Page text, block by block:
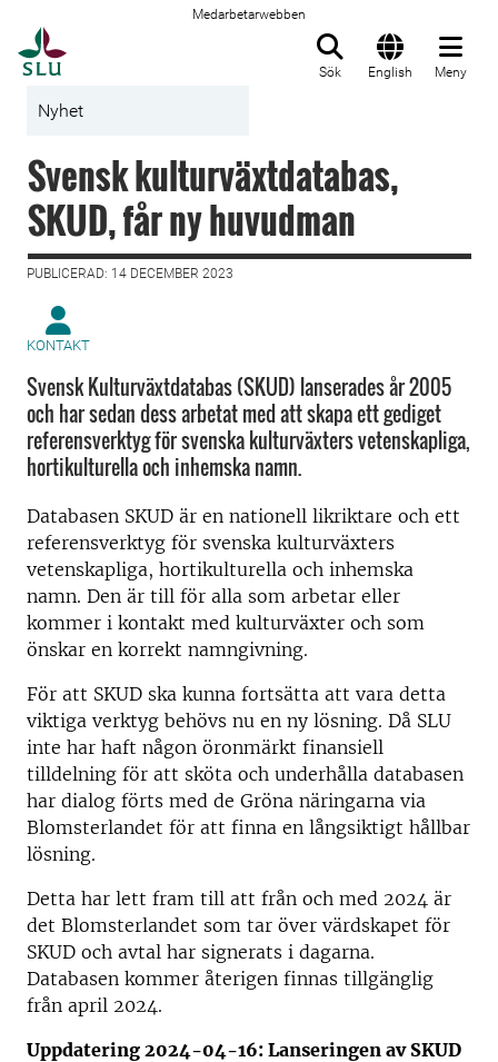
Medarbetarwebben
Sök English Meny
Nyhet
Svensk kulturväxtdatabas,
SKUD, får ny huvudman
PUBLICERAD: 14 DECEMBER 2023
KONTAKT
Svensk Kulturväxtdatabas (SKUD) lanserades år 2005
och har sedan dess arbetat med att skapa ett gediget
referensverktyg för svenska kulturväxters vetenskapliga,
hortikulturella och inhemska namn.
Databasen SKUD är en nationell likriktare och ett
referensverktyg för svenska kulturväxters
vetenskapliga, hortikulturella och inhemska
namn. Den är till för alla som arbetar eller
kommer i kontakt med kulturväxter och som
önskar en korrekt namngivning.
För att SKUD ska kunna fortsätta att vara detta
viktiga verktyg behövs nu en ny lösning. Då SLU
inte har haft någon öronmärkt finansiell
tilldelning för att sköta och underhålla databasen
har dialog förts med de Gröna näringarna via
Blomsterlandet för att finna en långsiktigt hållbar
lösning.
Detta har lett fram till att från och med 2024 är
det Blomsterlandet som tar över värdskapet för
SKUD och avtal har signerats i dagarna.
Databasen kommer återigen finnas tillgänglig
från april 2024.
Uppdatering 2024-04-16: Lanseringen av SKUD